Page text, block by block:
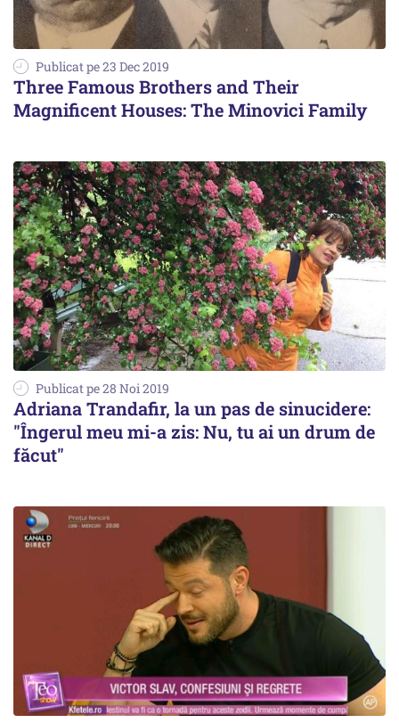
Publicat pe 23 Dec 2019
Three Famous Brothers and Their
Magnificent Houses: The Minovici Family
Publicat pe 28 Noi 2019
Adriana Trandafir, la un pas de sinucidere:
"Îngerul meu mi-a zis: Nu, tu ai un drum de
făcut"